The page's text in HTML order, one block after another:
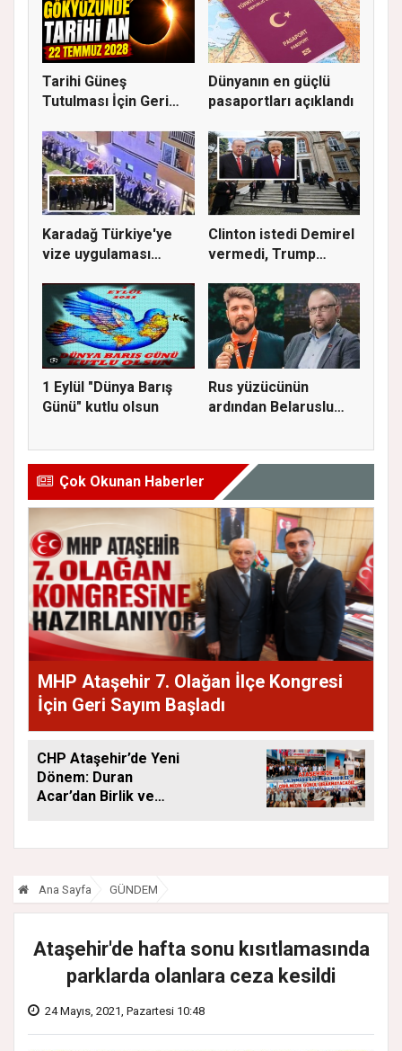
Tarihi Güneş
Tutulması İçin Geri
Dünyanın en güçlü
pasaportları açıklandı
Karadağ Türkiye'ye
vize uygulaması
Clinton istedi Demirel
vermedi, Trump
1 Eylül "Dünya Barış
Günü" kutlu olsun
Rus yüzücünün
ardından Belaruslu
Çok Okunan Haberler
MHP Ataşehir 7. Olağan İlçe Kongresi
İçin Geri Sayım Başladı
CHP Ataşehir’de Yeni
Dönem: Duran
Acar’dan Birlik ve
Ana Sayfa GÜNDEM
Ataşehir'de hafta sonu kısıtlamasında
parklarda olanlara ceza kesildi
24 Mayıs, 2021, Pazartesi 10:48